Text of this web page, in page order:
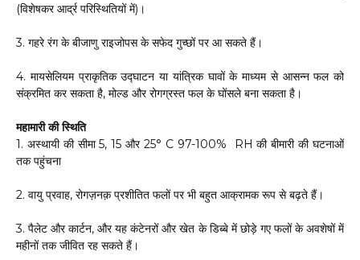
(विशेषकर आर्द्र परिस्थितियों में)।
3. गहरे रंग के बीजाणु राइजोपस के सफेद गुच्छों पर आ सकते हैं।
4. मायसेलियम प्राकृतिक उद्घाटन या यांत्रिक घावों के माध्यम से आसन्न फल को
संक्रमित कर सकता है, मोल्ड और रोगग्रस्त फल के घोंसले बना सकता है।
महामारी की स्थिति
1. अस्थायी की सीमा 5, 15 और 25° C 97-100% RH की बीमारी की घटनाओं
तक पहुंचना
2. वायु प्रवाह, रोगज़नक़ प्रशीतित फलों पर भी बहुत आक्रामक रूप से बढ़ते हैं।
3. पैलेट और कार्टन, और यह कंटेनरों और खेत के डिब्बे में छोड़े गए फलों के अवशेषों में
महीनों तक जीवित रह सकते हैं।